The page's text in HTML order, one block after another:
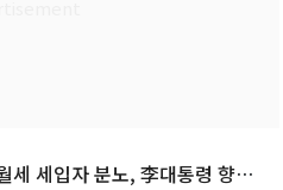
세 세입자 분노, 李대통령 향할